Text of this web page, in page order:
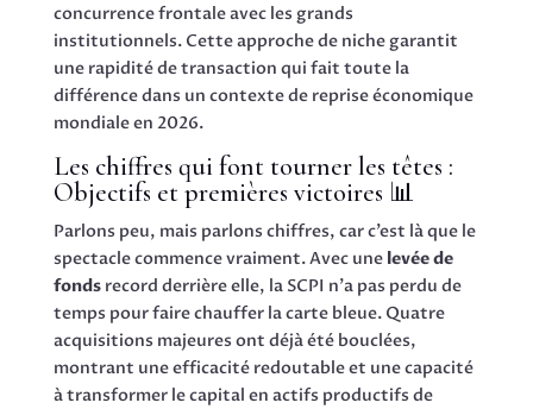
concurrence frontale avec les grands
institutionnels. Cette approche de niche garantit
une rapidité de transaction qui fait toute la
différence dans un contexte de reprise économique
mondiale en 2026.
Les chiffres qui font tourner les têtes :
Objectifs et premières victoires 📊
Parlons peu, mais parlons chiffres, car c’est là que le
spectacle commence vraiment. Avec une levée de
fondsrecord derrière elle, la SCPI n’a pas perdu de
temps pour faire chauffer la carte bleue. Quatre
acquisitions majeures ont déjà été bouclées,
montrant une efficacité redoutable et une capacité
à transformer le capital en actifs productifs de